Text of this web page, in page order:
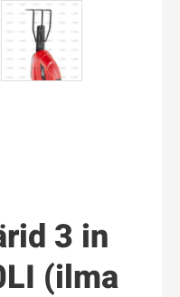
3 in
(ilma